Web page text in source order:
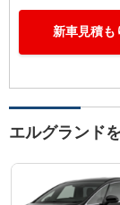
新車見積も
エルグランド